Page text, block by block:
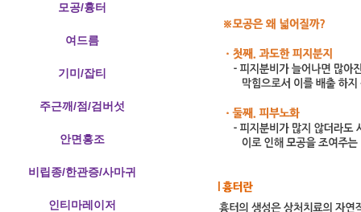
모공/흉터
여드름
기미/잡티
주근깨/점/검버섯
안면홍조
비립종/한관증/사마귀
인티마레이저